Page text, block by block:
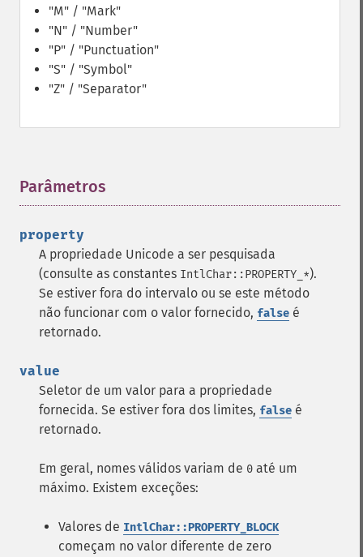
"M" / "Mark"
"N" / "Number"
"P" / "Punctuation"
"S" / "Symbol"
"Z" / "Separator"
Parâmetros
property
A propriedade Unicode a ser pesquisada
(consulte as constantes IntlChar::PROPERTY_*).
Se estiver fora do intervalo ou se este método
não funcionar com o valor fornecido, false é
retornado.
value
Seletor de um valor para a propriedade
fornecida. Se estiver fora dos limites, false é
retornado.
Em geral, nomes válidos variam de 0 até um
máximo. Existem exceções:
Valores de IntlChar::PROPERTY_BLOCK
começam no valor diferente de zero